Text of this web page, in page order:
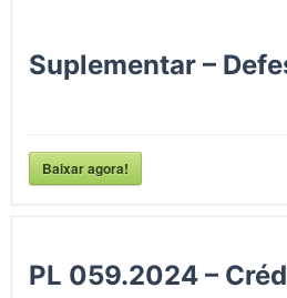
Suplementar –
Baixar agora!
PL 059.2024 –